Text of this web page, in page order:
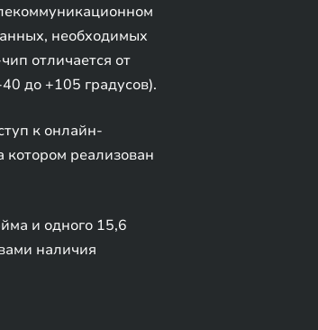
необходимых
отличается от
до +105 градусов).
к онлайн-
реализован
и одного 15,6
наличия